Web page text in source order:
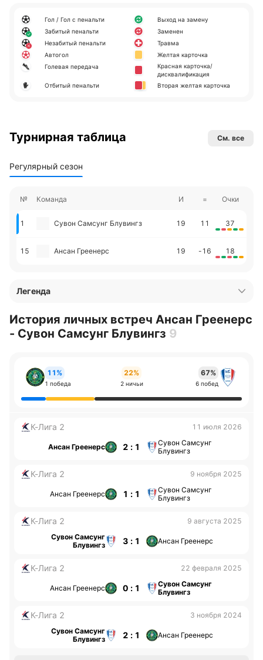
Гол / Гол с пенальти
Забитый пенальти
Незабитый пенальти
Автогол
Голевая передача
Отбитый пенальти
Выход на замену
Заменен
Травма
Желтая карточка
Красная карточка/
дисквалификация
Вторая желтая карточка
Турнирная таблица См. все
Регулярный сезон
№ Команда И = Очки
1 Сувон Самсунг Блувингз 19 11 37
15 Ансан Греенерс 19 -16 18
Легенда
История личных встреч Ансан Греенерс
- Сувон Самсунг Блувингз 9
11%
1 победа
22%
2 ничьи
67%
6 побед
К-Лига 2 11 июля 2026
Ансан Греенерс 2 : 1
Сувон Самсунг
Блувингз
К-Лига 2 9 ноября 2025
Ансан Греенерс 1 : 1
Сувон Самсунг
Блувингз
К-Лига 2
9 августа 2025
Сувон Самсунг
Блувингз
3 : 1 Ансан Греенерс
К-Лига 2 22 февраля 2025
Ансан Греенерс 0 : 1
Сувон Самсунг
Блувингз
К-Лига 2
3 ноября 2024
Сувон Самсунг
Блувингз
2 : 1 Ансан Греенерс